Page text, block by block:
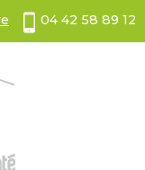
04 42 58 89 12